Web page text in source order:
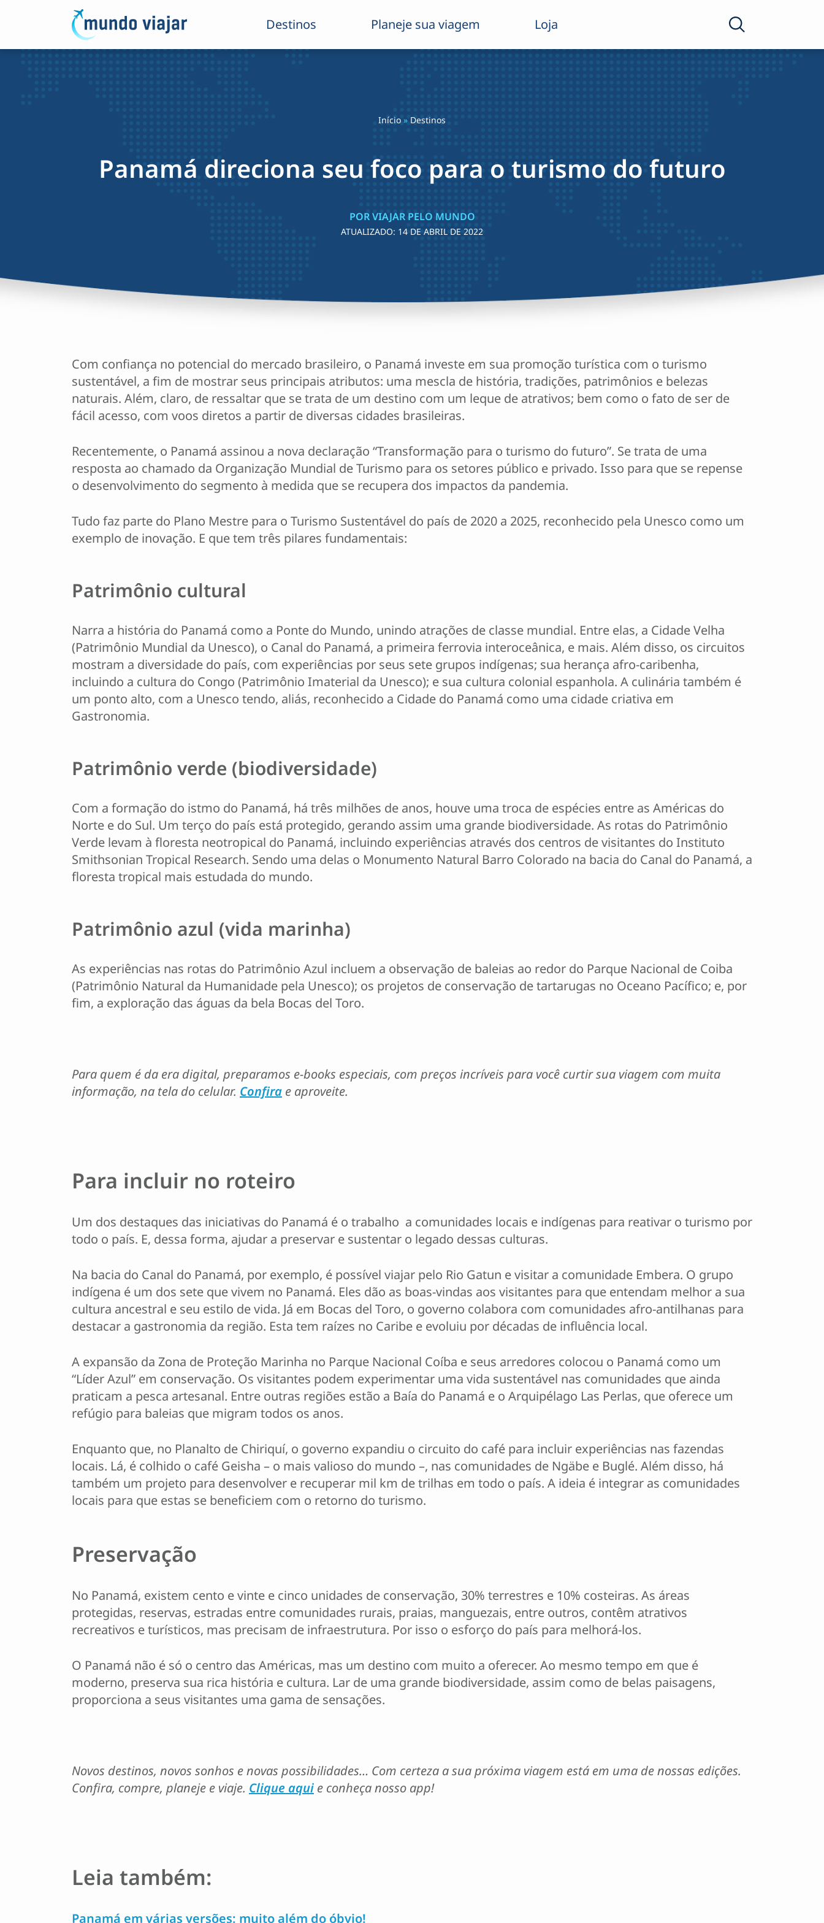
Destinos Planeje sua viagem Loja
Início » Destinos
Panamá direciona seu foco para o turismo do futuro
POR VIAJAR PELO MUNDO
ATUALIZADO: 14 DE ABRIL DE 2022
Com confiança no potencial do mercado brasileiro, o Panamá investe em sua promoção turística com o turismo
sustentável, a fim de mostrar seus principais atributos: uma mescla de história, tradições, patrimônios e belezas
naturais. Além, claro, de ressaltar que se trata de um destino com um leque de atrativos; bem como o fato de ser de
fácil acesso, com voos diretos a partir de diversas cidades brasileiras.
Recentemente, o Panamá assinou a nova declaração “Transformação para o turismo do futuro”. Se trata de uma
resposta ao chamado da Organização Mundial de Turismo para os setores público e privado. Isso para que se repense
o desenvolvimento do segmento à medida que se recupera dos impactos da pandemia.
Tudo faz parte do Plano Mestre para o Turismo Sustentável do país de 2020 a 2025, reconhecido pela Unesco como um
exemplo de inovação. E que tem três pilares fundamentais:
Patrimônio cultural
Narra a história do Panamá como a Ponte do Mundo, unindo atrações de classe mundial. Entre elas, a Cidade Velha
(Patrimônio Mundial da Unesco), o Canal do Panamá, a primeira ferrovia interoceânica, e mais. Além disso, os circuitos
mostram a diversidade do país, com experiências por seus sete grupos indígenas; sua herança afro-caribenha,
incluindo a cultura do Congo (Patrimônio Imaterial da Unesco); e sua cultura colonial espanhola. A culinária também é
um ponto alto, com a Unesco tendo, aliás, reconhecido a Cidade do Panamá como uma cidade criativa em
Gastronomia.
Patrimônio verde (biodiversidade)
Com a formação do istmo do Panamá, há três milhões de anos, houve uma troca de espécies entre as Américas do
Norte e do Sul. Um terço do país está protegido, gerando assim uma grande biodiversidade. As rotas do Patrimônio
Verde levam à floresta neotropical do Panamá, incluindo experiências através dos centros de visitantes do Instituto
Smithsonian Tropical Research. Sendo uma delas o Monumento Natural Barro Colorado na bacia do Canal do Panamá, a
floresta tropical mais estudada do mundo.
Patrimônio azul (vida marinha)
As experiências nas rotas do Patrimônio Azul incluem a observação de baleias ao redor do Parque Nacional de Coiba
(Patrimônio Natural da Humanidade pela Unesco); os projetos de conservação de tartarugas no Oceano Pacífico; e, por
fim, a exploração das águas da bela Bocas del Toro.
Para quem é da era digital, preparamos e-books especiais, com preços incríveis para você curtir sua viagem com muita
informação, na tela do celular. Confira e aproveite.
Para incluir no roteiro
Um dos destaques das iniciativas do Panamá é o trabalho a comunidades locais e indígenas para reativar o turismo por
todo o país. E, dessa forma, ajudar a preservar e sustentar o legado dessas culturas.
Na bacia do Canal do Panamá, por exemplo, é possível viajar pelo Rio Gatun e visitar a comunidade Embera. O grupo
indígena é um dos sete que vivem no Panamá. Eles dão as boas-vindas aos visitantes para que entendam melhor a sua
cultura ancestral e seu estilo de vida. Já em Bocas del Toro, o governo colabora com comunidades afro-antilhanas para
destacar a gastronomia da região. Esta tem raízes no Caribe e evoluiu por décadas de influência local.
A expansão da Zona de Proteção Marinha no Parque Nacional Coíba e seus arredores colocou o Panamá como um
“Líder Azul” em conservação. Os visitantes podem experimentar uma vida sustentável nas comunidades que ainda
praticam a pesca artesanal. Entre outras regiões estão a Baía do Panamá e o Arquipélago Las Perlas, que oferece um
refúgio para baleias que migram todos os anos.
Enquanto que, no Planalto de Chiriquí, o governo expandiu o circuito do café para incluir experiências nas fazendas
locais. Lá, é colhido o café Geisha – o mais valioso do mundo –, nas comunidades de Ngäbe e Buglé. Além disso, há
também um projeto para desenvolver e recuperar mil km de trilhas em todo o país. A ideia é integrar as comunidades
locais para que estas se beneficiem com o retorno do turismo.
Preservação
No Panamá, existem cento e vinte e cinco unidades de conservação, 30% terrestres e 10% costeiras. As áreas
protegidas, reservas, estradas entre comunidades rurais, praias, manguezais, entre outros, contêm atrativos
recreativos e turísticos, mas precisam de infraestrutura. Por isso o esforço do país para melhorá-los.
O Panamá não é só o centro das Américas, mas um destino com muito a oferecer. Ao mesmo tempo em que é
moderno, preserva sua rica história e cultura. Lar de uma grande biodiversidade, assim como de belas paisagens,
proporciona a seus visitantes uma gama de sensações.
Novos destinos, novos sonhos e novas possibilidades… Com certeza a sua próxima viagem está em uma de nossas edições.
Confira, compre, planeje e viaje. Clique aqui e conheça nosso app!
Leia também:
Panamá em várias versões: muito além do óbvio!